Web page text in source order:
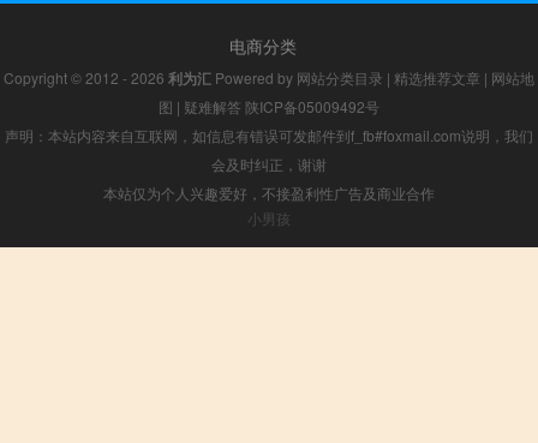
电商分类
Copyright © 2012 - 2026 利为汇 Powered by 网站分类目录 | 精选推荐文章 | 网站地
图 | 疑难解答 陕ICP备05009492号
声明：本站内容来自互联网，如信息有错误可发邮件到f_fb#foxmail.com说明，我们
会及时纠正，谢谢
本站仅为个人兴趣爱好，不接盈利性广告及商业合作
小男孩